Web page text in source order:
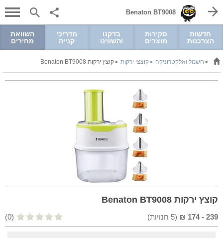
Benaton BT9008
חדשות
הצרכנות
סקירות
מוצרים
בדקנו
והשווינו
מדריכי
קנייה
השוואת
מחירים
> חשמל ואלקטרוניקה >קוצצי ירקות >קוצץ ירקות Benaton BT9008
קוצץ ירקות Benaton BT9008
239
-
174
₪
(
5 חנויות) (0)